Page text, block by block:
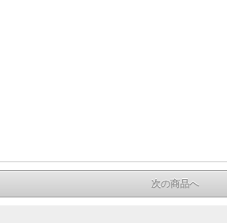
次の商品へ